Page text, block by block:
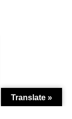
Translate »